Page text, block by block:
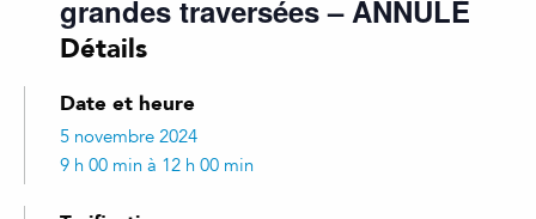
grandes traversées – ANNULÉ
Détails
Date et heure
5 novembre 2024
9 h 00 min à 12 h 00 min